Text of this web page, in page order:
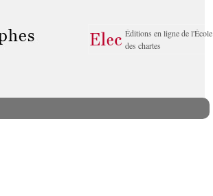
Éditions en ligne de l'École
des chartes